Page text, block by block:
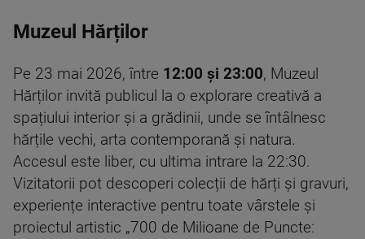
Muzeul Hărților
Pe 23 mai 2026, între 12:00 și 23:00, Muzeul
Hărților invită publicul la o explorare creativă a
spațiului interior și a grădinii, unde se întâlnesc
hărțile vechi, arta contemporană și natura.
Accesul este liber, cu ultima intrare la 22:30.
Vizitatorii pot descoperi colecții de hărți și gravuri,
experiențe interactive pentru toate vârstele și
proiectul artistic „700 de Milioane de Puncte: